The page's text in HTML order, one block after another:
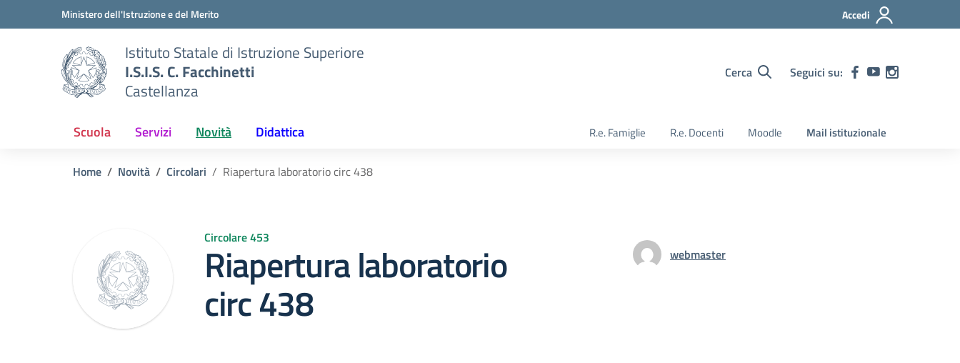
Vai ai contenuti
Vai al menu di navigazioneMinistero dell'Istruzione e del Merito Accedi
Istituto Statale di Istruzione Superiore
I.S.I.S. C. Facchinetti
Castellanza
Cerca Seguici su:
Scuola Servizi Novità Didattica R.e. Famiglie R.e. Docenti Moodle Mail istituzionale
Home Novità Circolari Riapertura laboratorio circ 438
Circolare 453
Riapertura laboratorio
circ 438
webmaster